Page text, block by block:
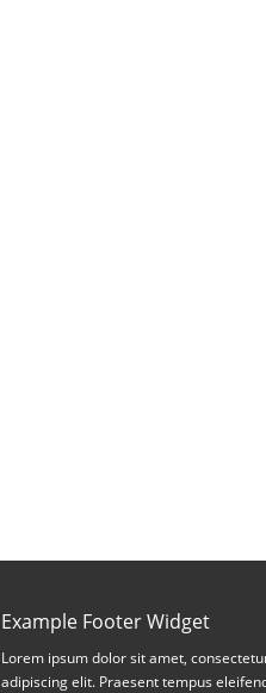
Example Footer Widget
Lorem ipsum dolor sit amet,
adipiscing elit. Praesent tempus